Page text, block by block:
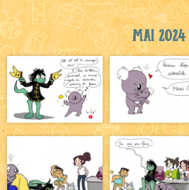
Mai 2024